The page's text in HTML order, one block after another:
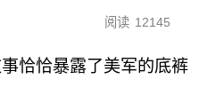
阅读 12145
恰恰暴露了美军的底裤